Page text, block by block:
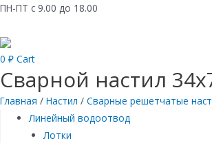
ПН-ПТ с 9.00 до 18.00
0 ₽ Cart
Сварной настил
Главная / Настил / Сварные решетчатые
Линейный водоотвод
Лотки